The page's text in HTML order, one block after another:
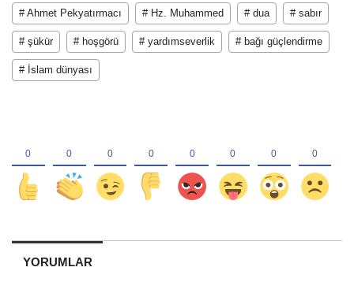
# Ahmet Pekyatırmacı # Hz. Muhammed # dua # sabır
# şükür # hoşgörü # yardımseverlik # bağı güçlendirme
# İslam dünyası
YORUMLAR